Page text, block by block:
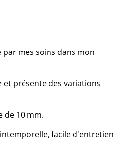
par mes soins dans mon
et présente des variations
de 10 mm.
facile d'entretien